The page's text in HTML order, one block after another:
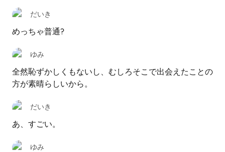
だいき
めっちゃ普通?
ゆみ
全然恥ずかしくもないし、むしろそこで出会えたことの
方が素晴らしいから。
だいき
あ、すごい。
ゆみ